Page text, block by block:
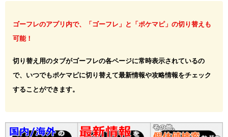
ゴーフレのアプリ内で、「ゴーフレ」と「ポケマピ」の切り替えも
可能！
切り替え用のタブがゴーフレの各ページに常時表示されているの
で、いつでもポケマピに切り替えて最新情報や攻略情報をチェック
することができます。